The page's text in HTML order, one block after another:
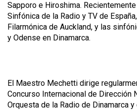
Sapporo e Hiroshima.
Sinfónica de la Radio y TV de
Filarmónica de Auckland, y las
y Odense en Dinamarca.
El Maestro Mechetti dirige
Concurso Internacional de Dirección
Orquesta de la Radio de Dinamarca